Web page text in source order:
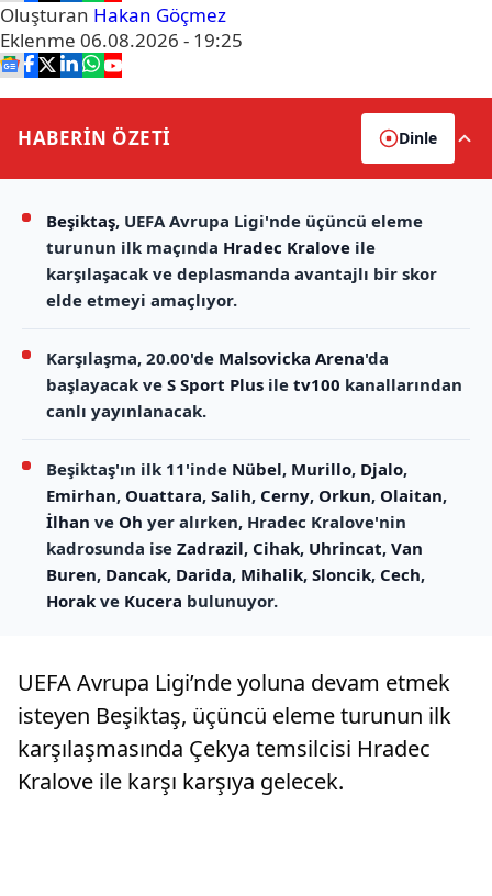
Oluşturan Hakan Göçmez
Eklenme 06.08.2026 - 19:25
HABERİN ÖZETİ Dinle
Beşiktaş, UEFA Avrupa Ligi'nde üçüncü eleme
turunun ilk maçında Hradec Kralove ile
karşılaşacak ve deplasmanda avantajlı bir skor
elde etmeyi amaçlıyor.
Karşılaşma, 20.00'de Malsovicka Arena'da
başlayacak ve S Sport Plus ile tv100 kanallarından
canlı yayınlanacak.
Beşiktaş'ın ilk 11'inde Nübel, Murillo, Djalo,
Emirhan, Ouattara, Salih, Cerny, Orkun, Olaitan,
İlhan ve Oh yer alırken, Hradec Kralove'nin
kadrosunda ise Zadrazil, Cihak, Uhrincat, Van
Buren, Dancak, Darida, Mihalik, Sloncik, Cech,
Horak ve Kucera bulunuyor.
UEFA Avrupa Ligi’nde yoluna devam etmek
isteyen Beşiktaş, üçüncü eleme turunun ilk
karşılaşmasında Çekya temsilcisi Hradec
Kralove ile karşı karşıya gelecek.